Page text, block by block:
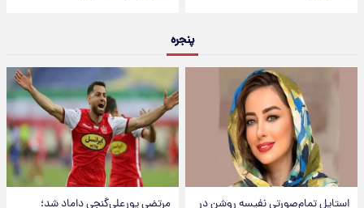
پنجره
استایل تمام‌صورتی نفیسه روشن در مرتضی پورعلی‌گنجی داماد شد؛